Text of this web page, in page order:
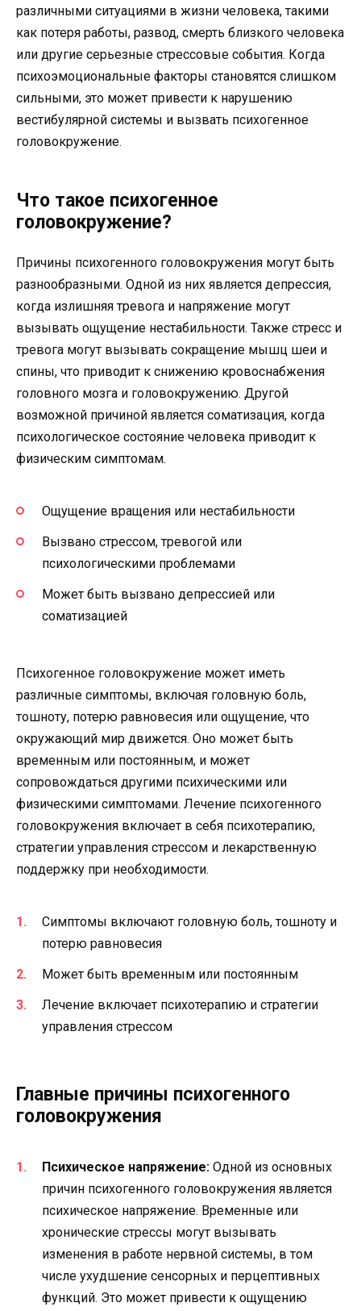
различными ситуациями в жизни человека, такими
как потеря работы, развод, смерть близкого человека
или другие серьезные стрессовые события. Когда
психоэмоциональные факторы становятся слишком
сильными, это может привести к нарушению
вестибулярной системы и вызвать психогенное
головокружение.
Что такое психогенное
головокружение?
Причины психогенного головокружения могут быть
разнообразными. Одной из них является депрессия,
когда излишняя тревога и напряжение могут
вызывать ощущение нестабильности. Также стресс и
тревога могут вызывать сокращение мышц шеи и
спины, что приводит к снижению кровоснабжения
головного мозга и головокружению. Другой
возможной причиной является соматизация, когда
психологическое состояние человека приводит к
физическим симптомам.
Ощущение вращения или нестабильности
Вызвано стрессом, тревогой или
психологическими проблемами
Может быть вызвано депрессией или
соматизацией
Психогенное головокружение может иметь
различные симптомы, включая головную боль,
тошноту, потерю равновесия или ощущение, что
окружающий мир движется. Оно может быть
временным или постоянным, и может
сопровождаться другими психическими или
физическими симптомами. Лечение психогенного
головокружения включает в себя психотерапию,
стратегии управления стрессом и лекарственную
поддержку при необходимости.
Симптомы включают головную боль, тошноту и
потерю равновесия
Может быть временным или постоянным
Лечение включает психотерапию и стратегии
управления стрессом
Главные причины психогенного
головокружения
Психическое напряжение: Одной из основных
причин психогенного головокружения является
психическое напряжение. Временные или
хронические стрессы могут вызывать
изменения в работе нервной системы, в том
числе ухудшение сенсорных и перцептивных
функций. Это может привести к ощущению